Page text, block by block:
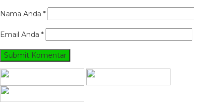
Nama Anda *
Email Anda *